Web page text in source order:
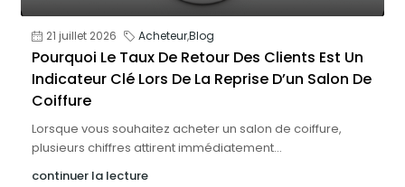
21 juillet 2026 Acheteur,Blog
Pourquoi Le Taux De Retour Des Clients Est Un
Indicateur Clé Lors De La Reprise D’un Salon De
Coiffure
Lorsque vous souhaitez acheter un salon de coiffure,
plusieurs chiffres attirent immédiatement...
continuer la lecture